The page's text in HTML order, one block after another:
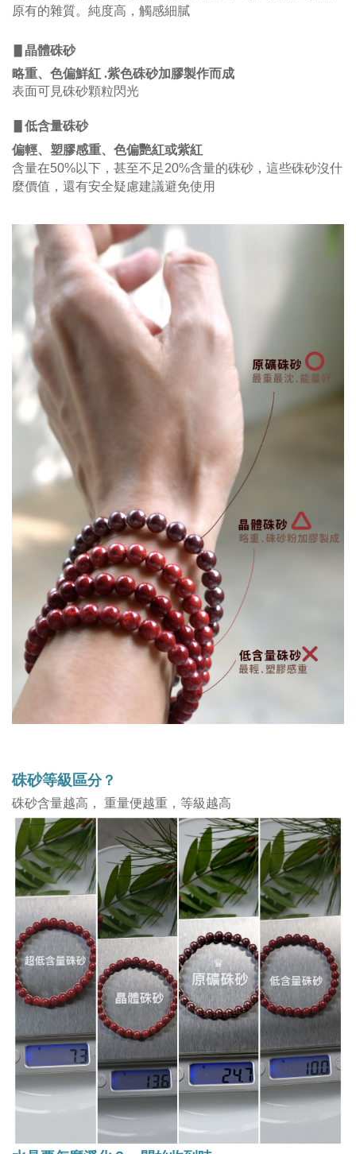
原有的雜質。純度高，觸感細膩
晶體硃砂
略重、色偏鮮紅 .紫色硃砂加膠製作而成
表面可見硃砂顆粒閃光
▋低含量硃砂
偏輕、塑膠感重、色偏艷紅或紫紅
含量在50%以下，甚至不足20%含量的硃砂，這些硃砂沒什
麼價值，還有安全疑慮建議避免使用
硃砂等級區分？
硃砂含量越高， 重量便越重，等級越高